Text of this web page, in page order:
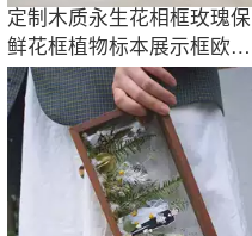
定制木质永生花相框玫瑰保
鲜花框植物标本展示框欧式
加厚立体画框